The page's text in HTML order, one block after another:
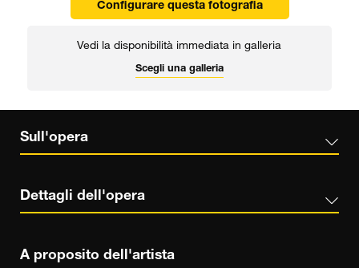
Configurare questa fotografia
Vedi la disponibilità immediata in galleria
Scegli una galleria
Sull'opera
Dettagli dell'opera
A proposito dell'artista